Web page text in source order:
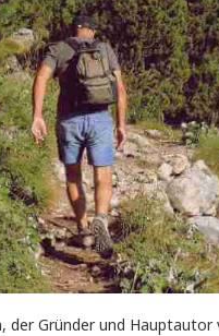
der Gründer und